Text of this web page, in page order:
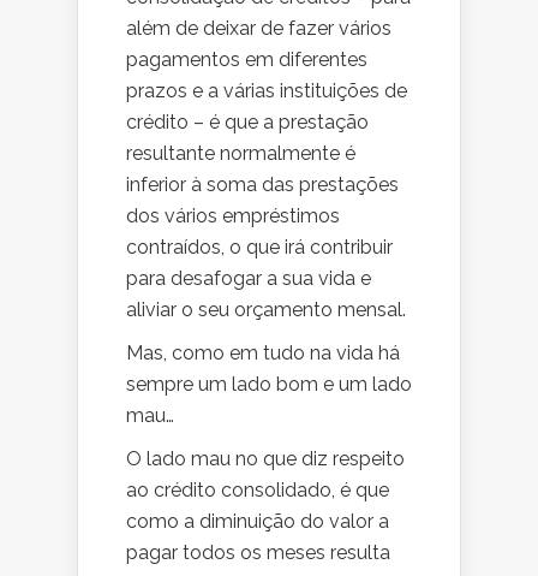
além de deixar de fazer vários
pagamentos em diferentes
prazos e a várias instituições de
crédito – é que a prestação
resultante normalmente é
inferior à soma das prestações
dos vários empréstimos
contraídos, o que irá contribuir
para desafogar a sua vida e
aliviar o seu orçamento mensal.
Mas, como em tudo na vida há
sempre um lado bom e um lado
mau…
O lado mau no que diz respeito
ao crédito consolidado, é que
como a diminuição do valor a
pagar todos os meses resulta